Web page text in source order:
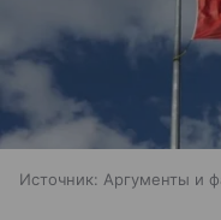
Источник: Аргументы и